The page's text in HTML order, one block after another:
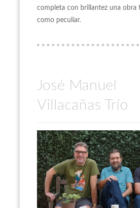
completa con brillantez una obra
como peculiar.
José Manuel
Villacañas Trío